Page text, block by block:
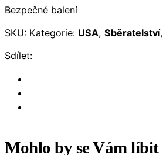
Bezpečné balení
SKU: Kategorie: USA, Sběratelství,
Sdílet:
Mohlo by se Vám líbit